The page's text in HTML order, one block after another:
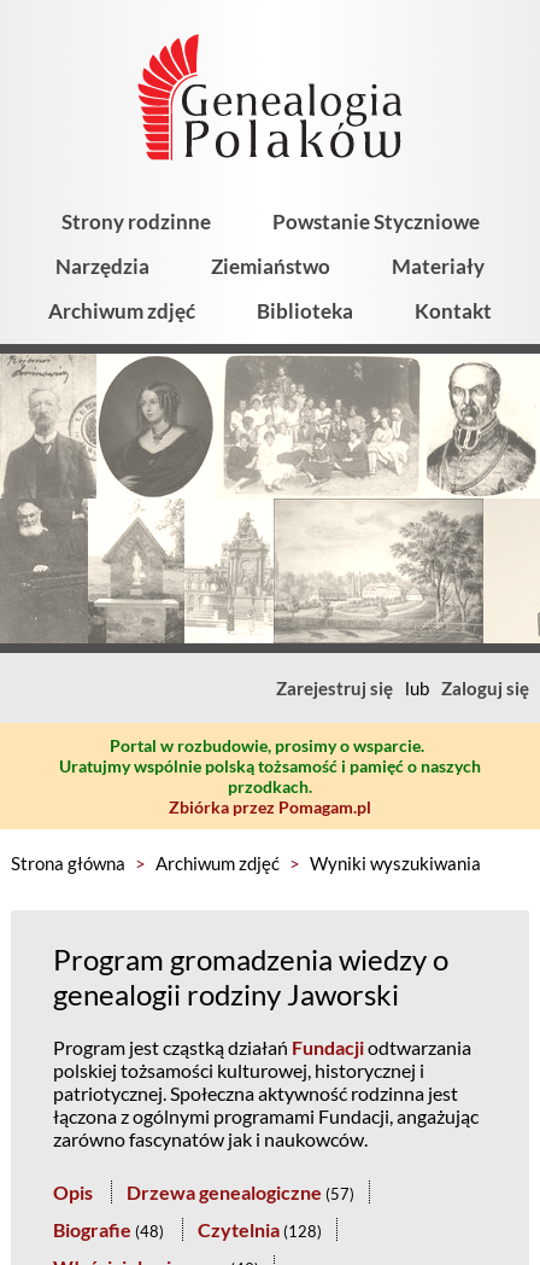
Strony rodzinne
Powstanie Styczniowe
Narzędzia
Ziemiaństwo
Materiały
Archiwum zdjęć
Biblioteka Kontakt
Zarejestruj się lub Zaloguj się
Portal w rozbudowie, prosimy o wsparcie.
Uratujmy wspólnie polską tożsamość i pamięć o naszych
przodkach.
Zbiórka przez Pomagam.pl
Strona główna > Archiwum zdjęć > Wyniki wyszukiwania
Program gromadzenia wiedzy o
genealogii rodziny Jaworski
Program jest cząstką działań Fundacjiodtwarzania
polskiej tożsamości kulturowej, historycznej i
patriotycznej. Społeczna aktywność rodzinna jest
łączona z ogólnymi programami Fundacji, angażując
zarówno fascynatów jak i naukowców.
Opis Drzewa genealogiczne (57)
Biografie (48) Czytelnia (128)